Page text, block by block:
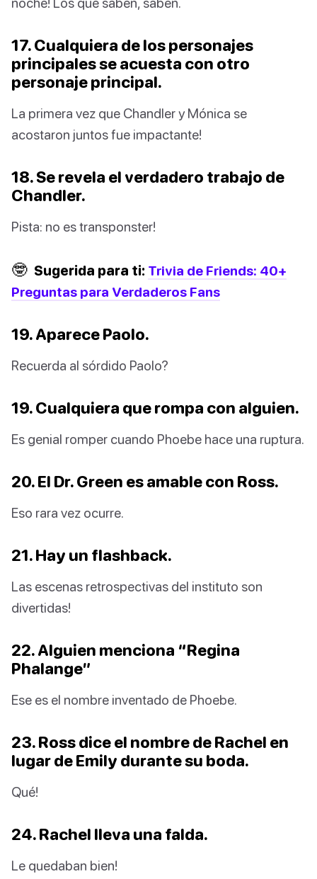
17. Cualquiera de los personajes
principales se acuesta con otro
personaje principal.
La primera vez que Chandler y Mónica se
acostaron juntos fue impactante!
18. Se revela el verdadero trabajo de
Chandler.
Pista: no es transponster!
🤓 Sugerida para ti: Trivia de Friends: 40+
Preguntas para Verdaderos Fans
19. Aparece Paolo.
Recuerda al sórdido Paolo?
19. Cualquiera que rompa con alguien.
Es genial romper cuando Phoebe hace una ruptura.
20. El Dr. Green es amable con Ross.
Eso rara vez ocurre.
21. Hay un flashback.
Las escenas retrospectivas del instituto son
divertidas!
22. Alguien menciona “Regina
Phalange”
Ese es el nombre inventado de Phoebe.
23. Ross dice el nombre de Rachel en
lugar de Emily durante su boda.
Qué!
24. Rachel lleva una falda.
Le quedaban bien!